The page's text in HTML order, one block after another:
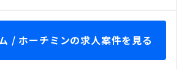
/ ホーチミンの求人案件を見る